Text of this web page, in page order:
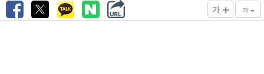
가 + 가 -